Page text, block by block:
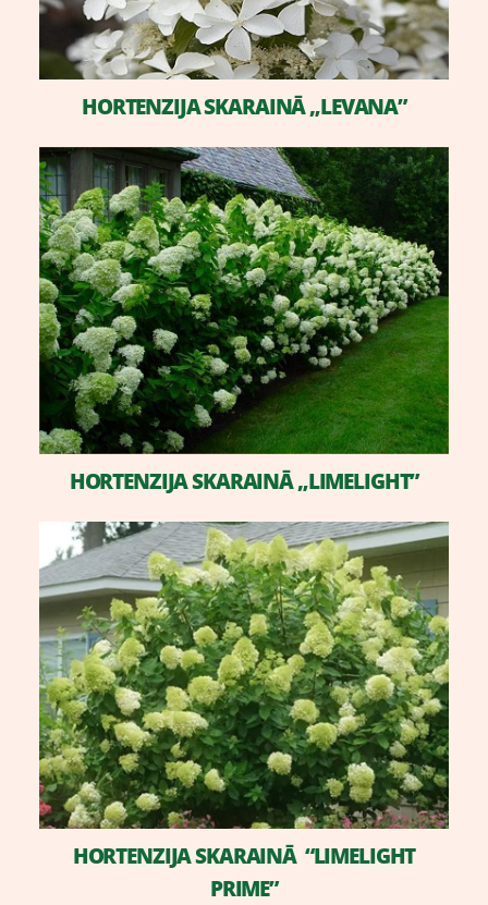
​HORTENZIJA SKARAINĀ „LEVANA”
​HORTENZIJA SKARAINĀ „LIMELIGHT”
HORTENZIJA SKARAINĀ “LIMELIGHT
PRIME”